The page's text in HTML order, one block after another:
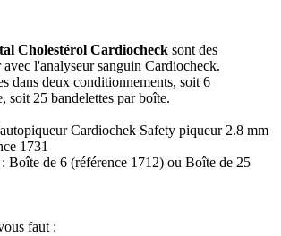
Cholestérol Cardiocheck sont des
avec l'analyseur sanguin Cardiocheck.
dans deux conditionnements, soit 6
soit 25 bandelettes par boîte.
Cardiochek Safety piqueur 2.8 mm
1731
Boîte de 6 (référence 1712) ou Boîte de 25
faut :